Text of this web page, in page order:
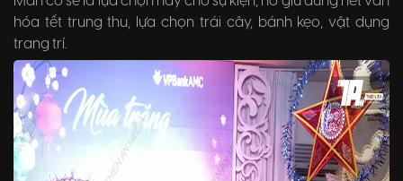
hóa tết trung thu, lựa chọn trái cây, bánh kẹo, vật dụng
trang trí.